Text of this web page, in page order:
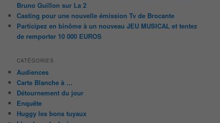
Bruno Guillon sur La 2
Casting pour une nouvelle émission Tv de Brocante
Participez en binôme à un nouveau JEU MUSICAL et tentez
de remporter 10 000 EUROS
CATÉGORIES
Audiences
Carte Blanche à …
Détournement du jour
Enquête
Huggy les bons tuyaux